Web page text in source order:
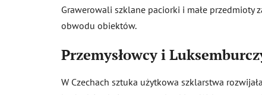
Grawerowali szklane paciorki i małe przedmioty
obwodu obiektów.
Przemysłowcy i
W Czechach sztuka użytkowa szklarstwa